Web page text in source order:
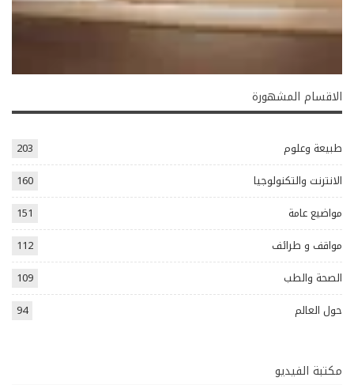
الاقسام المشهورة
طبيعة وعلوم
203
الانترنت والتكنولوجيا
160
مواضيع عامة
151
مواقف و طرائف
112
الصحة والطب
109
حول العالم
94
مكتبة الفيديو